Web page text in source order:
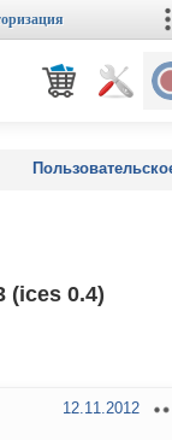
(ices 0.4)
12.11.2012